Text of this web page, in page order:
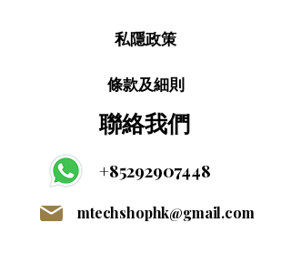
私隱政策
條款及細則
聯絡我們
+85292907448
mtechshophk@gmail.com